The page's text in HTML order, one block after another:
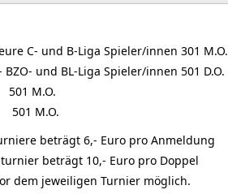
C- und B-Liga Spieler/innen 301 M.O.
und BL-Liga Spieler/innen 501 D.O.
M.O.
501 M.O.
beträgt 6,- Euro pro Anmeldung
beträgt 10,- Euro pro Doppel
dem jeweiligen Turnier möglich.